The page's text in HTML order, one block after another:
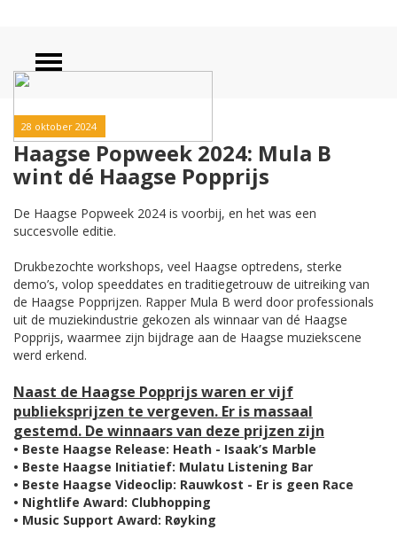
28 oktober 2024
Haagse Popweek 2024: Mula B
wint dé Haagse Popprijs
De Haagse Popweek 2024 is voorbij, en het was een
succesvolle editie.
Drukbezochte workshops, veel Haagse optredens, sterke
demo’s, volop speeddates en traditiegetrouw de uitreiking van
de Haagse Popprijzen. Rapper Mula B werd door professionals
uit de muziekindustrie gekozen als winnaar van dé Haagse
Popprijs, waarmee zijn bijdrage aan de Haagse muziekscene
werd erkend.
Naast de Haagse Popprijs waren er vijf
publieksprijzen te vergeven. Er is massaal
gestemd. De winnaars van deze prijzen zijn
• Beste Haagse Release: Heath - Isaak’s Marble
• Beste Haagse Initiatief: Mulatu Listening Bar
• Beste Haagse Videoclip: Rauwkost - Er is geen Race
• Nightlife Award: Clubhopping
• Music Support Award: Røyking